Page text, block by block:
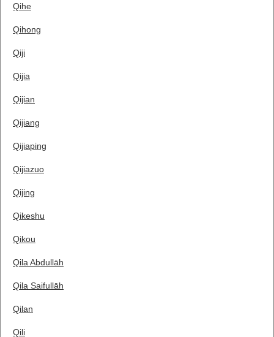
Qihe
Qihong
Qiji
Qijia
Qijian
Qijiang
Qijiaping
Qijiazuo
Qijing
Qikeshu
Qikou
Qila Abdullāh
Qila Saifullāh
Qilan
Qili